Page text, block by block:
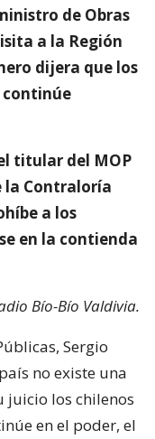
de Obras
a la Región
dijera que los
continúe
titular del MOP
la Contraloría
a los
en la contienda
Bío-Bío Valdivia.
Sergio
no existe una
juicio los chilenos
en el poder, el